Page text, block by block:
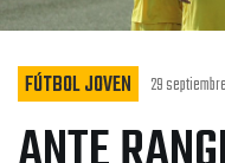
FÚTBOL JOVEN 29